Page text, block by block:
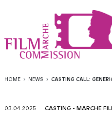
HOME NEWS CASTING CALL:
03.04.2025 CASTING - MARCHE